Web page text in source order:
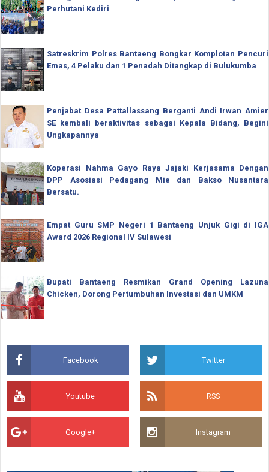
Perhutani Kediri
Satreskrim Polres Bantaeng Bongkar Komplotan Pencuri
Emas, 4 Pelaku dan 1 Penadah Ditangkap di Bulukumba
Penjabat Desa Pattallassang Berganti Andi Irwan Amier
SE kembali beraktivitas sebagai Kepala Bidang, Begini
Ungkapannya
Koperasi Nahma Gayo Raya Jajaki Kerjasama Dengan
DPP Asosiasi Pedagang Mie dan Bakso Nusantara
Bersatu.
Empat Guru SMP Negeri 1 Bantaeng Unjuk Gigi di IGA
Award 2026 Regional IV Sulawesi
Bupati Bantaeng Resmikan Grand Opening Lazuna
Chicken, Dorong Pertumbuhan Investasi dan UMKM
Facebook Twitter
Youtube RSS
Google+ Instagram